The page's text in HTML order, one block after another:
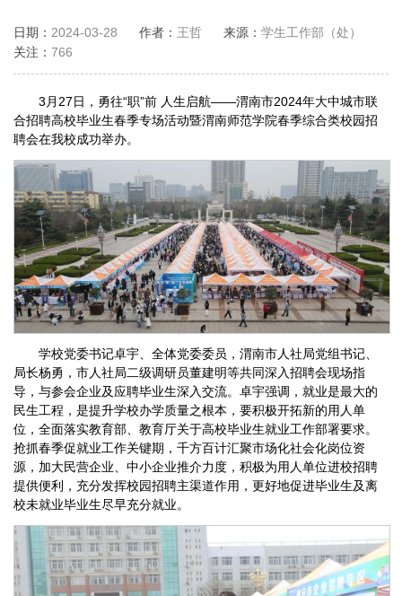
日期： 2024-03-28 作者： 王哲 来源： 学生工作部（处）
关注： 766
3月27日，勇往“职”前 人生启航——渭南市2024年大中城市联
合招聘高校毕业生春季专场活动暨渭南师范学院春季综合类校园招
聘会在我校成功举办。
学校党委书记卓宇、全体党委委员，渭南市人社局党组书记、
局长杨勇，市人社局二级调研员董建明等共同深入招聘会现场指
导，与参会企业及应聘毕业生深入交流。卓宇强调，就业是最大的
民生工程，是提升学校办学质量之根本，要积极开拓新的用人单
位，全面落实教育部、教育厅关于高校毕业生就业工作部署要求。
抢抓春季促就业工作关键期，千方百计汇聚市场化社会化岗位资
源，加大民营企业、中小企业推介力度，积极为用人单位进校招聘
提供便利，充分发挥校园招聘主渠道作用，更好地促进毕业生及离
校未就业毕业生尽早充分就业。